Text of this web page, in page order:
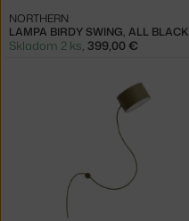
LAMPA BIRDY SWING, ALL BLACK
NORTHERN
Skladom 2 ks, 399,00 €